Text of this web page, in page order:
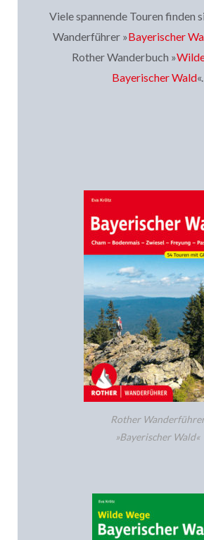
Viele spannende Touren finden
Wanderführer »Bayerischer
Rother Wanderbuch »
Bayerischer Wald«.
Rother
»Bayerischer Wald«